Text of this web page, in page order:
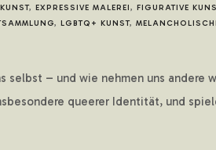
, EXPRESSIVE MALEREI, FIGURATIVE
, LGBTQ+ KUNST,
selbst – und wie nehmen uns
queerer Identität, und